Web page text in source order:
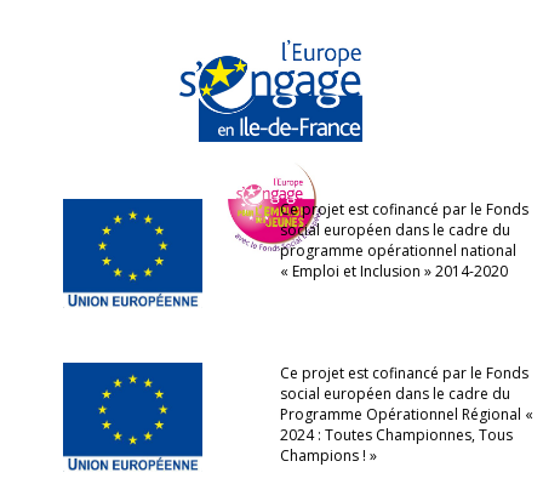
Ce projet est cofinancé par le Fonds
social européen dans le cadre du
programme opérationnel national
« Emploi et Inclusion » 2014-2020
Ce projet est cofinancé par le Fonds
social européen dans le cadre du
Programme Opérationnel Régional «
2024 : Toutes Championnes, Tous
Champions ! »